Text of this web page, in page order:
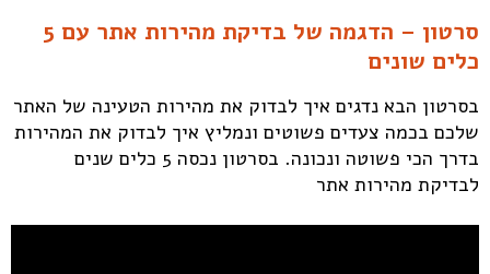
סרטון – הדגמה של בדיקת מהירות אתר עם 5
כלים שונים
בסרטון הבא נדגים איך לבדוק את מהירות הטעינה של האתר
שלכם בכמה צעדים פשוטים ונמליץ איך לבדוק את המהירות
בדרך הכי פשוטה ונכונה. בסרטון נכסה 5 כלים שנים
לבדיקת מהירות אתר